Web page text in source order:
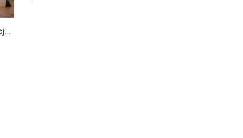
„Meandry prawa” – praktyczna symulacja rozprawy sądowej